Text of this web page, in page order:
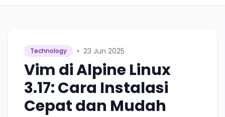
Technology • 23 Jun 2025
Vim di Alpine Linux
3.17: Cara Instalasi
Cepat dan Mudah